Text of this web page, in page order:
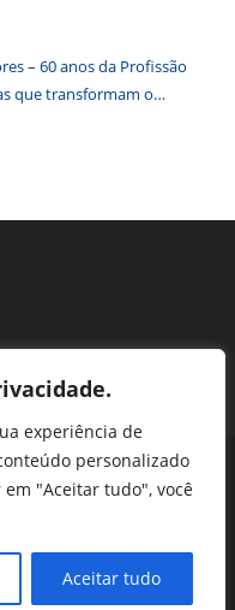
experiência de
personalizado
"Aceitar tudo", você
Aceitar tudo
– 60 anos da Profissão
que transformam o
Ouvidoria
de contas
CFA - Asa Sul, Brasília -
1800 | cfa@cfa.org.br |
| Powered by CFA